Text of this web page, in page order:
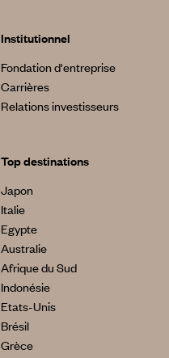
Institutionnel
Fondation d'entreprise
Carrières
Relations investisseurs
Top destinations
Japon
Italie
Egypte
Australie
Afrique du Sud
Indonésie
Etats-Unis
Brésil
Grèce